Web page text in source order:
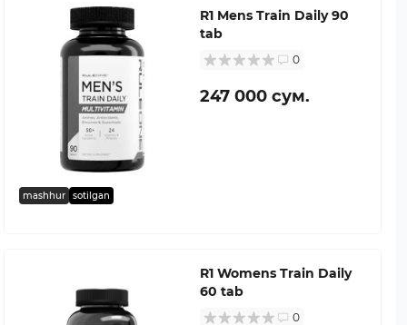
mashhur sotilgan
R1 Mens Train Daily 90
tab
0
247 000 сум.
R1 Womens Train Daily
60 tab
0